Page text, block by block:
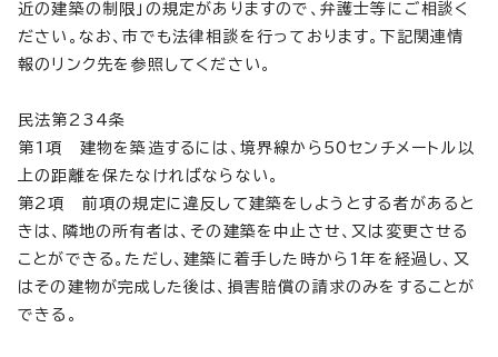
近の建築の制限」の規定がありますので、弁護士等にご相談く
ださい。なお、市でも法律相談を行っております。下記関連情
報のリンク先を参照してください。
民法第234条
第1項 建物を築造するには、境界線から50センチメートル以
上の距離を保たなければならない。
第2項 前項の規定に違反して建築をしようとする者があると
きは、隣地の所有者は、その建築を中止させ、又は変更させる
ことができる。ただし、建築に着手した時から1年を経過し、又
はその建物が完成した後は、損害賠償の請求のみをすることが
できる。